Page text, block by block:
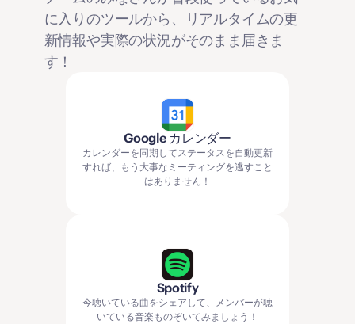
に入りのツールから、リアルタイムの更
新情報や実際の状況がそのまま届きま
す！
Google カレンダー
カレンダーを同期してステータスを自動更新
すれば、もう大事なミーティングを逃すこと
はありません！
Spotify
今聴いている曲をシェアして、メンバーが聴
いている音楽ものぞいてみましょう！